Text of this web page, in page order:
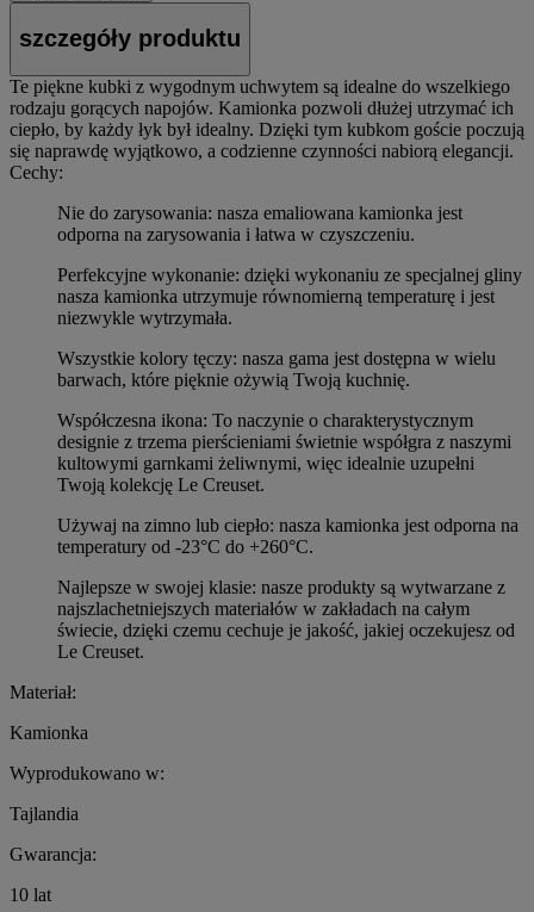
szczegóły produktu
Te piękne kubki z wygodnym uchwytem są idealne do wszelkiego
rodzaju gorących napojów. Kamionka pozwoli dłużej utrzymać ich
ciepło, by każdy łyk był idealny. Dzięki tym kubkom goście poczują
się naprawdę wyjątkowo, a codzienne czynności nabiorą elegancji.
Cechy:
Nie do zarysowania: nasza emaliowana kamionka jest
odporna na zarysowania i łatwa w czyszczeniu.
Perfekcyjne wykonanie: dzięki wykonaniu ze specjalnej gliny
nasza kamionka utrzymuje równomierną temperaturę i jest
niezwykle wytrzymała.
Wszystkie kolory tęczy: nasza gama jest dostępna w wielu
barwach, które pięknie ożywią Twoją kuchnię.
Współczesna ikona: To naczynie o charakterystycznym
designie z trzema pierścieniami świetnie współgra z naszymi
kultowymi garnkami żeliwnymi, więc idealnie uzupełni
Twoją kolekcję Le Creuset.
Używaj na zimno lub ciepło: nasza kamionka jest odporna na
temperatury od -23°C do +260°C.
Najlepsze w swojej klasie: nasze produkty są wytwarzane z
najszlachetniejszych materiałów w zakładach na całym
świecie, dzięki czemu cechuje je jakość, jakiej oczekujesz od
Le Creuset.
Materiał:
Kamionka
Wyprodukowano w:
Tajlandia
Gwarancja:
10 lat